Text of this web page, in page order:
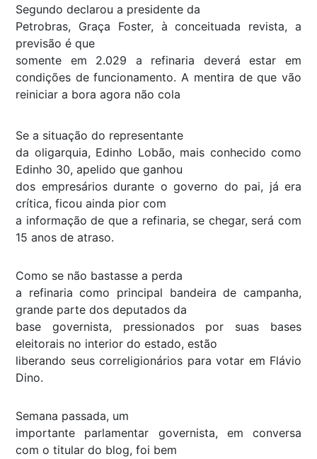
Segundo declarou a presidente da
Petrobras, Graça Foster, à conceituada revista, a
previsão é que
somente em 2.029 a refinaria deverá estar em
condições de funcionamento. A mentira de que vão
reiniciar a bora agora não cola
Se a situação do representante
da oligarquia, Edinho Lobão, mais conhecido como
Edinho 30, apelido que ganhou
dos empresários durante o governo do pai, já era
crítica, ficou ainda pior com
a informação de que a refinaria, se chegar, será com
15 anos de atraso.
Como se não bastasse a perda
a refinaria como principal bandeira de campanha,
grande parte dos deputados da
base governista, pressionados por suas bases
eleitorais no interior do estado, estão
liberando seus correligionários para votar em Flávio
Dino.
Semana passada, um
importante parlamentar governista, em conversa
com o titular do blog, foi bem